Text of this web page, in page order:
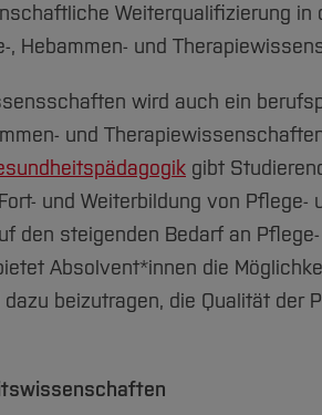
Weiterqualifizierung in
Hebammen- und
wird auch ein
und
gibt
und Weiterbildung von Pflege-
den steigenden Bedarf an Pflege-
Absolvent*innen die
beizutragen, die Qualität der